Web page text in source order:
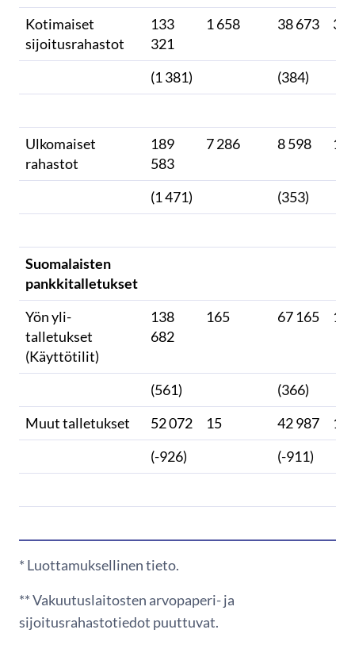
Kotimaiset
sijoitusrahastot
133
321
1 658 38 673
(1 381) (384)
Ulkomaiset
rahastot
189
583
7 286 8 598
(1 471) (353)
Suomalaisten
pankkitalletukset
Yön yli-
talletukset
(Käyttötilit)
138
682
165 67 165 11
(561)
(366)
Muut talletukset
52 072 15 42 987
1
(-926)
(-911)
* Luottamuksellinen tieto.
** Vakuutuslaitosten arvopaperi- ja
sijoitusrahastotiedot puuttuvat.